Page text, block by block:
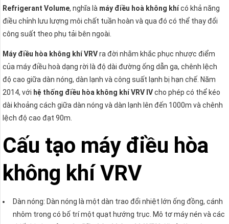
Refrigerant Volume, nghĩa là máy điều hoà không khícó khả năng
điều chỉnh lưu lượng môi chất tuần hoàn và qua đó có thể thay đổi
công suất theo phụ tải bên ngoài.
Máy điều hòa không khí VRVra đời nhằm khắc phục nhược điểm
của máy điều hoà dạng rời là độ dài đường ống dẫn ga, chênh lệch
độ cao giữa dàn nóng, dàn lạnh và công suất lạnh bị hạn chế. Năm
2014, với hệ thống điều hòa không khí VRV IVcho phép có thể kéo
dài khoảng cách giữa dàn nóng và dàn lạnh lên đến 1000m và chênh
lệch độ cao đạt 90m.
Cấu tạo máy điều hòa
không khí VRV
Dàn nóng: Dàn nóng là một dàn trao đổi nhiệt lớn ống đồng, cánh
nhôm trong có bố trí một quạt hướng trục. Mô tơ máy nén và các